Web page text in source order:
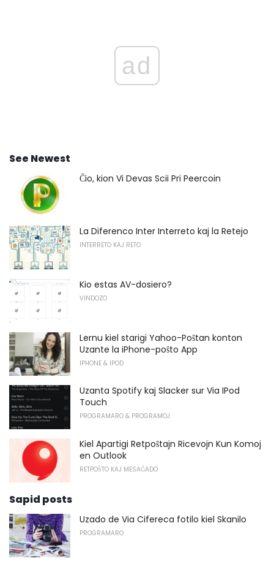
ad
See Newest
Ĉio, kion Vi Devas Scii Pri Peercoin
La Diferenco Inter Interreto kaj la Retejo
INTERRETO KAJ RETO
Kio estas AV-dosiero?
VINDOZO
Lernu kiel starigi Yahoo-Poŝtan konton
Uzante la iPhone-poŝto App
IPHONE & IPOD
Uzanta Spotify kaj Slacker sur Via IPod
Touch
PROGRAMARO & PROGRAMOJ
Kiel Apartigi Retpoŝtajn Ricevojn Kun Komoj
en Outlook
RETPOŜTO KAJ MESAĜADO
Sapid posts
Uzado de Via Cifereca fotilo kiel Skanilo
PROGRAMARO